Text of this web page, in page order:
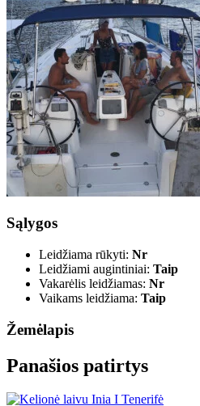
Sąlygos
Leidžiama rūkyti: Nr
Leidžiami augintiniai: Taip
Vakarėlis leidžiamas: Nr
Vaikams leidžiama: Taip
Žemėlapis
Panašios patirtys